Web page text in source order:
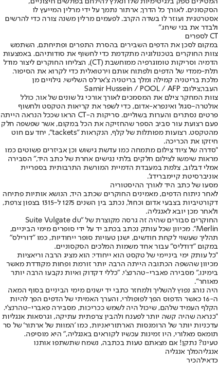
הסקסונים. לאורך כל הדרך, ארתור נתמך על ידי מרלין המייעץ לו
אסטרטגית ועוזר לו בשדה הקרב. לפעמים מרלין משנה צורה כדי להרשים
ולבדר את בני שיחו."
CT לספרים
במקום לסכן את הדפים השבירים בהסרת התפרים ופתיחתם, השתמש
צוות החוקרים בטכנולוגיה מתקדמת כדי לחשוף את סודותיהם. באמצעות
הדמיה וסריקות טומוגרפיה ממוחשבת (CT), הצליחו החוקרים ליצור מודל
תלת-ממדי של הדפים ולפתוח אותם וירטואלית כדי לקרוא את הסיפור.
מלכת בריטניה קמילה ומלך בריטניה צ'ארלס השלישי. גילויים מן
העבר,צילום: Samir Hussein / POOL / AFP
צוות המחקר צילם את המסמכים לאורך אורכי גל שונים של אור, כולל
אולטרה-סגול ואינפרא-אדום, כדי לשפר את קריאות הטקסט ולחשוף
פרטים נסתרים והערות בשוליים. סריקות ה-CT הראו שככל הנראה הייתה
פעם רצועת עור סביב הספר שהחזיקה את הכל במקום, אשר שפשפה חלק
מהטקסט. רצועות מפותלות של קלף, הנקראות "tackets", יחד עם חוט
חיזקו את הכריכה.
"סדרה של ציוד צילום מתמחה כמו עדשת גישוש וכן אביזרים פשוטים כמו
מראות שימשו לצילום חלקים בלתי נגישים אחרת של כתב היד," הסבירה
אמלי דבלוב, צלמת במעבדת הדמיית המורשת התרבותית בספריית
אוניברסיטת קיימברידג'.
מסעו של כתב היד לאורך ההיסטוריה
לאחר ניתוח הדפים, מאמינים החוקרים שכתב היד, הנושא אותיות פתיחה
דקורטיביות בצבעי אדום וכחול, נכתב בין השנים 1275 ל-1315 בצפון צרפת,
ולאחר מכן יובא לאנגליה.
החוקרים סבורים שהיה זה גרסה מקוצרת של "Suite Vulgate du
Merlin". מכיוון שכל עותק נכתב בכתב יד על ידי סופרים מימי הביניים,
תהליך שעשוי לקחת חודשים, ישנן טעויות סופר ייחודיות, כמו "דורילס"
במקום "דודליס" עבור אחד משמות המלכים הסקסוניים.
"כל עותק ימי ביניימי של טקסט הוא ייחודי: הוא מציג הרבה וריאציות
מכיוון שהשפה הכתובה הייתה הרבה יותר זורמת ופחות מקודדת מאשר
בימינו," מסבירה פאברי-טהרנצ'י. "כללי דקדוק ואיות נקבעו הרבה יותר
מאוחר".
היה נוהג נפוץ להשליך ולמחזר כתבי יד ישנים מימי הביניים בסוף המאה
ה-16 כאשר הדפוס הפך לפופולרי, והערך האמיתי של הדפים הפך להיות
הקלף העמיד שלהם, שיכול היה לשמש ככריכות, מסבירה פאברי-טהרנצ'י.
"כנראה שהיה קשה יותר לפענח ולהבין צרפתית עתיקה, וגרסאות אנגליות
עדכניות יותר של הרומנסות הארתוריאניות, כמו 'המוות של ארתור' של סר
תומאס מאלורי, היו זמינות עכשיו לקוראים באנגליה," היא מוסיפה.
טעינו? נתקן! אם מצאתם טעות בכתבה, נשמח שתשתפו אותנו
אנגליהמלך אנגליה
כדאילהכיר